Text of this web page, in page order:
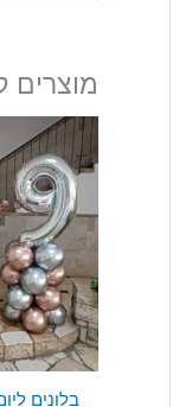
מוצרים